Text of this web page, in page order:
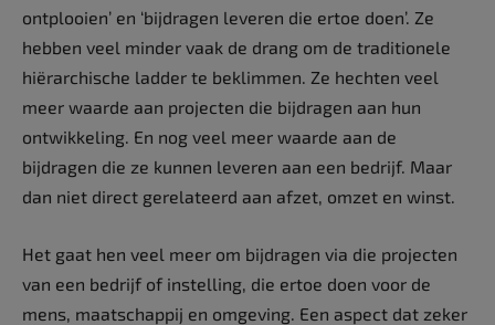
ontplooien’ en ‘bijdragen leveren die ertoe doen’. Ze
hebben veel minder vaak de drang om de traditionele
hiërarchische ladder te beklimmen. Ze hechten veel
meer waarde aan projecten die bijdragen aan hun
ontwikkeling. En nog veel meer waarde aan de
bijdragen die ze kunnen leveren aan een bedrijf. Maar
dan niet direct gerelateerd aan afzet, omzet en winst.
Het gaat hen veel meer om bijdragen via die projecten
van een bedrijf of instelling, die ertoe doen voor de
mens, maatschappij en omgeving. Een aspect dat zeker